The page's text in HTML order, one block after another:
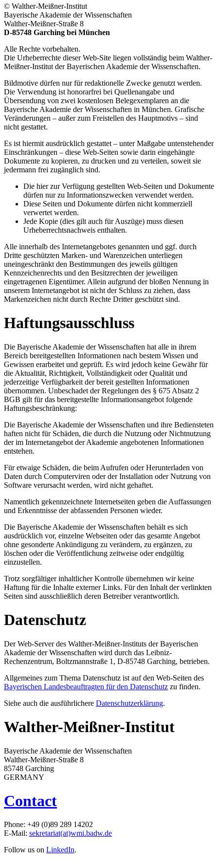
© Walther-Meißner-Institut
Bayerische Akademie der Wissenschaften
Walther-Meißner-Straße 8
D-85748 Garching bei München
Alle Rechte vorbehalten.
Die Urheberrechte dieser Web-Site liegen vollständig beim Walther-
Meißner-Institut der Bayerischen Akademie der Wissenschaften.
Bildmotive dürfen nur für redaktionelle Zwecke genutzt werden.
Die Verwendung ist honorarfrei bei Quellenangabe und
Übersendung von zwei kostenlosen Belegexemplaren an die
Bayerische Akademie der Wissenschaften in München. Grafische
Veränderungen – außer zum Freistellen des Hauptmotivs – sind
nicht gestattet.
Es ist hiermit ausdrücklich gestattet – unter Maßgabe untenstehender
Einschränkungen – diese Web-Seiten sowie darin eingehängte
Dokumente zu kopieren, zu drucken und zu verteilen, soweit sie
jedermann frei zugänglich sind.
Die hier zur Verfügung gestellten Web-Seiten und Dokumente
dürfen nur zu Informationszwecken verwendet werden.
Diese Seiten und Dokumente dürfen nicht kommerziell
verwertet werden.
Jede Kopie (dies gilt auch für Auszüge) muss diesen
Urheberrechtsnachweis enthalten.
Alle innerhalb des Internetangebotes genannten und ggf. durch
Dritte geschützten Marken- und Warenzeichen unterliegen
uneingeschränkt den Bestimmungen des jeweils gültigen
Kennzeichenrechts und den Besitzrechten der jeweiligen
eingetragenen Eigentümer. Allein aufgrund der bloßen Nennung in
unserem Internetangebot ist nicht der Schluss zu ziehen, dass
Markenzeichen nicht durch Rechte Dritter geschützt sind.
Haftungsausschluss
Die Bayerische Akademie der Wissenschaften hat alle in ihrem
Bereich bereitgestellten Informationen nach bestem Wissen und
Gewissen erarbeitet und geprüft. Es wird jedoch keine Gewähr für
die Aktualität, Richtigkeit, Vollständigkeit oder Qualität und
jederzeitige Verfügbarkeit der bereit gestellten Informationen
übernommen. Unbeschadet der Regelungen des § 675 Absatz 2
BGB gilt für das bereitgestellte Informationsangebot folgende
Haftungsbeschränkung:
Die Bayerische Akademie der Wissenschaften und ihre Bediensteten
haften nicht für Schäden, die durch die Nutzung oder Nichtnutzung
der im Internetangebot der Akademie angebotenen Informationen
entstehen.
Für etwaige Schäden, die beim Aufrufen oder Herunterladen von
Daten durch Computerviren oder der Installation oder Nutzung von
Software verursacht werden, wird nicht gehaftet.
Namentlich gekennzeichnete Internetseiten geben die Auffassungen
und Erkenntnisse der abfassenden Personen wieder.
Die Bayerische Akademie der Wissenschaften behält es sich
ausdrücklich vor, einzelne Webseiten oder das gesamte Angebot
ohne gesonderte Ankündigung zu verändern, zu ergänzen, zu
löschen oder die Veröffentlichung zeitweise oder endgültig
einzustellen.
Trotz sorgfältiger inhaltlicher Kontrolle übernehmen wir keine
Haftung für die Inhalte externer Links. Für den Inhalt der verlinkten
Seiten sind ausschließlich deren Betreiber verantwortlich.
Datenschutz
Der Web-Server des Walther-Meißner-Instituts der Bayerischen
Akademie der Wissenschaften wird durch das Leibniz-
Rechenzentrum, Boltzmannstraße 1, D-85748 Garching, betrieben.
Allgemeines zum Thema Datenschutz ist auf den Web-Seiten des
Bayerischen Landesbeauftragten für den Datenschutz zu finden.
Siehe auch die ausführlichere Datenschutzerklärung.
Walther-Meißner-Institut
Bayerische Akademie der Wissenschaften
Walther-Meißner-Straße 8
85748 Garching
GERMANY
Contact
Phone: +49 (0)89 289 14202
E-Mail: sekretariat(at)wmi.badw.de
Follow us on LinkedIn.